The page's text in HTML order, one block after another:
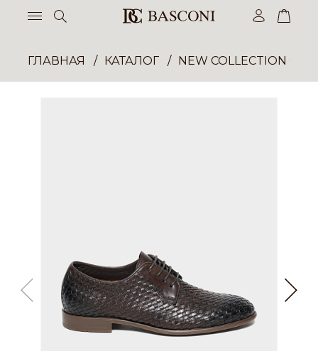
ГЛАВНАЯ КАТАЛОГ NEW COLLECTION